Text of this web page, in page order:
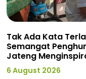
Tak Ada Kata
Semangat
Jateng
6 August 2026